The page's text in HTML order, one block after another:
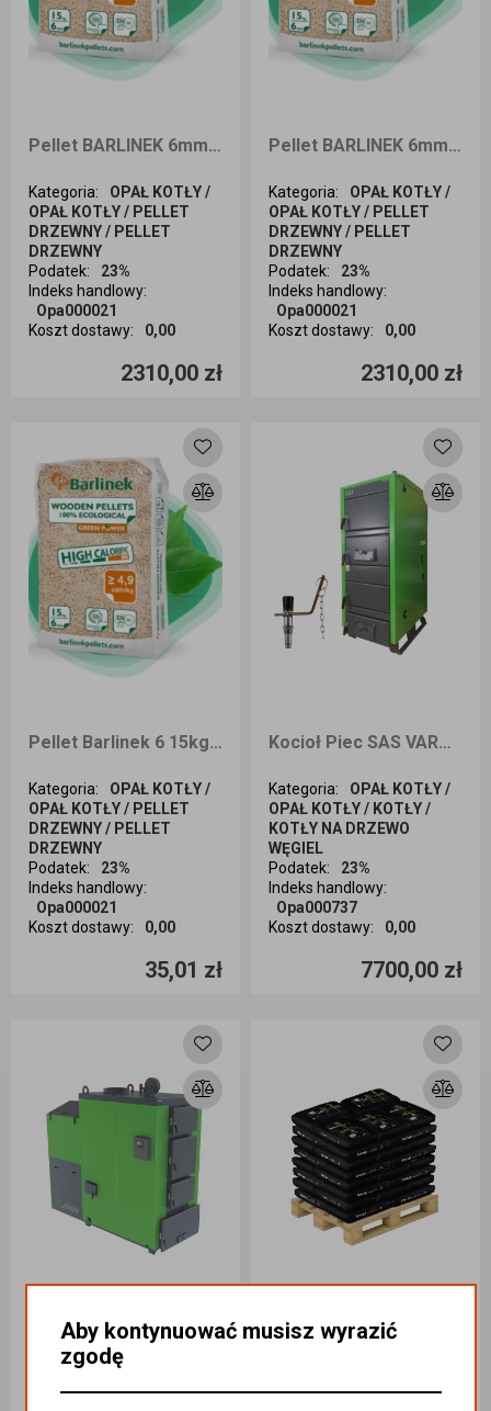
Pellet BARLINEK 6mm 990kg dostawa Opole i okolice
Kategoria:
OPAŁ KOTŁY /
OPAŁ KOTŁY / PELLET
DRZEWNY / PELLET
DRZEWNY
Podatek:
23%
Indeks handlowy:
Opa000021
Koszt dostawy: 0,00
2310,00 zł
Ilość sztuk
Pellet BARLINEK 6mm 990kg dostawa Kraków i okolice
Kategoria:
OPAŁ KOTŁY /
OPAŁ KOTŁY / PELLET
DRZEWNY / PELLET
DRZEWNY
Podatek:
23%
Indeks handlowy:
Opa000021
Koszt dostawy: 0,00
2310,00 zł
Ilość sztuk
Pellet Barlinek 6 15kg - odbiór osobisty
Kategoria:
OPAŁ KOTŁY /
OPAŁ KOTŁY / PELLET
DRZEWNY / PELLET
DRZEWNY
Podatek:
23%
Indeks handlowy:
Opa000021
Koszt dostawy: 0,00
35,01 zł
Ilość sztuk
Kocioł Piec SAS VARMO 15kW na węgiel ORZECH klasa 5
Kategoria:
OPAŁ KOTŁY /
OPAŁ KOTŁY / KOTŁY /
KOTŁY NA DRZEWO
WĘGIEL
Podatek:
23%
Indeks handlowy:
Opa000737
Koszt dostawy: 0,00
7700,00 zł
Ilość sztuk
Kocioł Dużej Mocy EcoDesign ECO-PELL 200kW na węgiel kamienny
Aby kontynuować musisz wyrazić
zgodę